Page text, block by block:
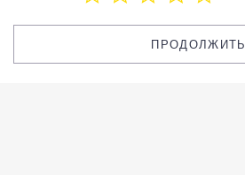
ПРОДОЛЖИТЬ